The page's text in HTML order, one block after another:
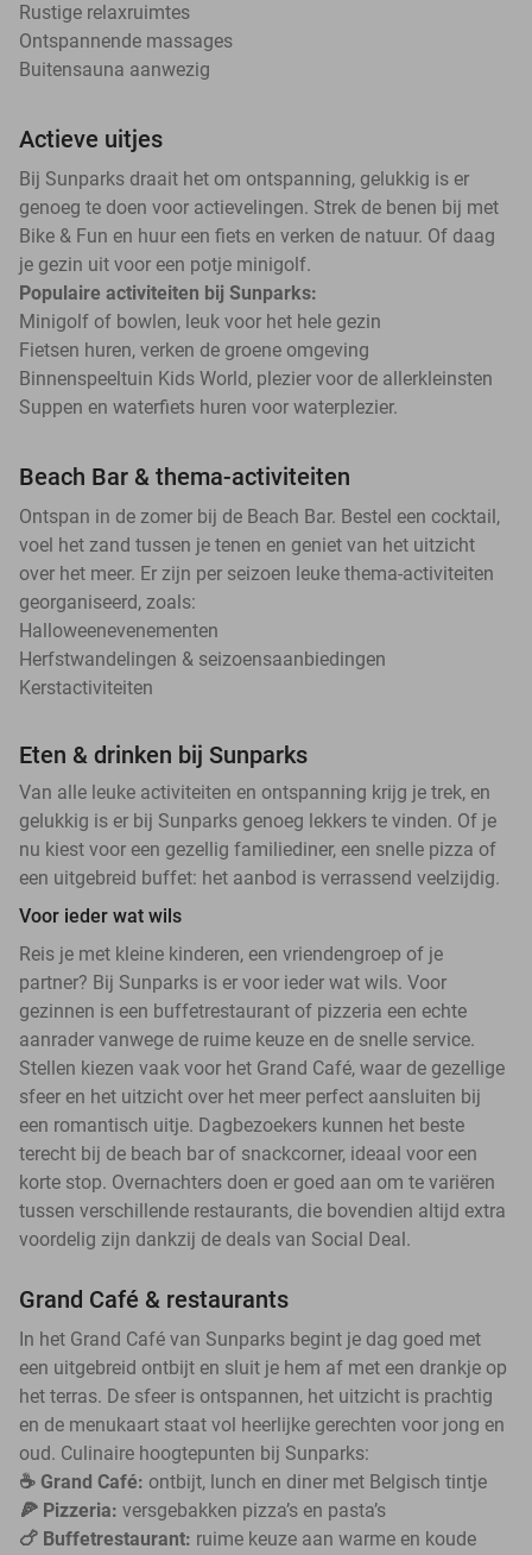
Rustige relaxruimtes
Ontspannende massages
Buitensauna aanwezig
Actieve uitjes
Bij Sunparks draait het om ontspanning, gelukkig is er
genoeg te doen voor actievelingen. Strek de benen bij met
Bike & Fun en huur een fiets en verken de natuur. Of daag
je gezin uit voor een potje minigolf.
Populaire activiteiten bij Sunparks:
Minigolf of bowlen, leuk voor het hele gezin
Fietsen huren, verken de groene omgeving
Binnenspeeltuin Kids World, plezier voor de allerkleinsten
Suppen en waterfiets huren voor waterplezier.
Beach Bar & thema-activiteiten
Ontspan in de zomer bij de Beach Bar. Bestel een cocktail,
voel het zand tussen je tenen en geniet van het uitzicht
over het meer. Er zijn per seizoen leuke thema-activiteiten
georganiseerd, zoals:
Halloweenevenementen
Herfstwandelingen & seizoensaanbiedingen
Kerstactiviteiten
Eten & drinken bij Sunparks
Van alle leuke activiteiten en ontspanning krijg je trek, en
gelukkig is er bij Sunparks genoeg lekkers te vinden. Of je
nu kiest voor een gezellig familiediner, een snelle pizza of
een uitgebreid buffet: het aanbod is verrassend veelzijdig.
Voor ieder wat wils
Reis je met kleine kinderen, een vriendengroep of je
partner? Bij Sunparks is er voor ieder wat wils. Voor
gezinnen is een buffetrestaurant of pizzeria een echte
aanrader vanwege de ruime keuze en de snelle service.
Stellen kiezen vaak voor het Grand Café, waar de gezellige
sfeer en het uitzicht over het meer perfect aansluiten bij
een romantisch uitje. Dagbezoekers kunnen het beste
terecht bij de beach bar of snackcorner, ideaal voor een
korte stop. Overnachters doen er goed aan om te variëren
tussen verschillende restaurants, die bovendien altijd extra
voordelig zijn dankzij de deals van Social Deal.
Grand Café & restaurants
In het Grand Café van Sunparks begint je dag goed met
een uitgebreid ontbijt en sluit je hem af met een drankje op
het terras. De sfeer is ontspannen, het uitzicht is prachtig
en de menukaart staat vol heerlijke gerechten voor jong en
oud. Culinaire hoogtepunten bij Sunparks:
☕️ Grand Café: ontbijt, lunch en diner met Belgisch tintje
🍕 Pizzeria: versgebakken pizza’s en pasta’s
🍗 Buffetrestaurant: ruime keuze aan warme en koude